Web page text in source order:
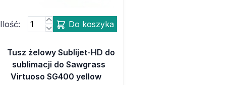
Ilość: Do koszyka
Tusz żelowy Sublijet-HD do
sublimacji do Sawgrass
Virtuoso SG400 yellow